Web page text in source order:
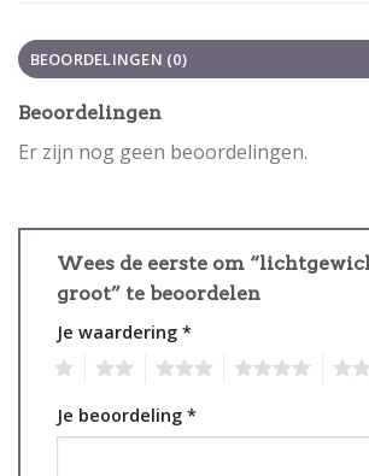
BEOORDELINGEN (0)
Beoordelingen
Er zijn nog geen beoordelingen.
Wees de eerste om
groot” te beoordelen
Je waardering *
Je beoordeling *